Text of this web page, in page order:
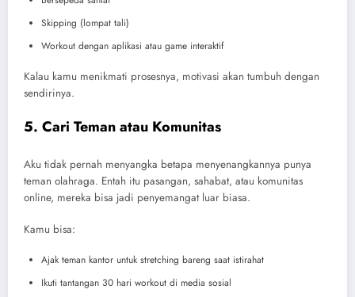
Skipping (lompat tali)
Workout dengan aplikasi atau game interaktif
Kalau kamu menikmati prosesnya, motivasi akan tumbuh dengan
sendirinya.
5. Cari Teman atau Komunitas
Aku tidak pernah menyangka betapa menyenangkannya punya
teman olahraga. Entah itu pasangan, sahabat, atau komunitas
online, mereka bisa jadi penyemangat luar biasa.
Kamu bisa:
Ajak teman kantor untuk stretching bareng saat istirahat
Ikuti tantangan 30 hari workout di media sosial